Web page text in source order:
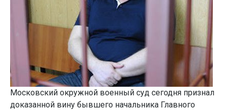
Московский окружной военный суд сегодня признал
доказанной вину бывшего начальника Главного